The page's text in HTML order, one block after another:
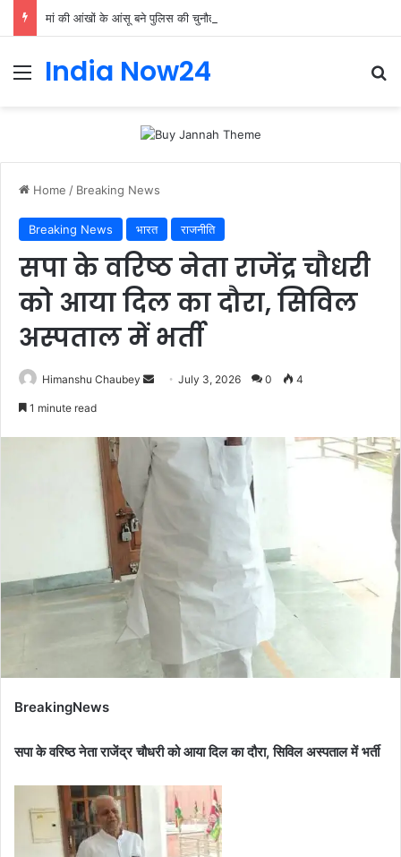
India Now24
Home / Breaking News
Breaking News भारत राजनीति
सपा के वरिष्ठ नेता राजेंद्र चौधरी
को आया दिल का दौरा, सिविल
अस्पताल में भर्ती
Himanshu Chaubey July 3, 2026 0 4
1 minute read
BreakingNews
सपा के वरिष्ठ नेता राजेंद्र चौधरी को आया दिल का दौरा, सिविल अस्पताल में भर्ती